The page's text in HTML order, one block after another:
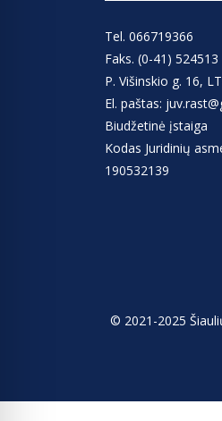
Tel. 066719366
Faks. (0-41) 524513
P. Višinskio g. 16,
El. paštas:
Biudžetinė įstaiga
Kodas Juridinių
190532139
© 2021-2025